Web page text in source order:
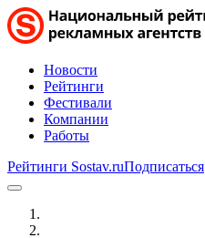
Новости
Рейтинги
Фестивали
Компании
Работы
Рейтинги Sostav.ruПодписаться